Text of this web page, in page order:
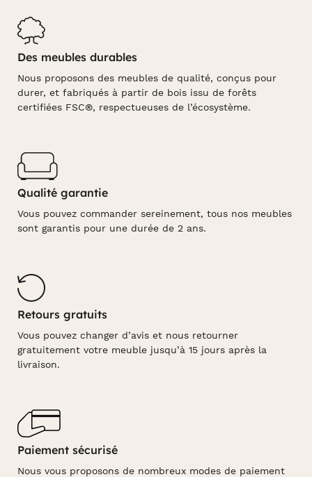
Des meubles durables
Nous proposons des meubles de qualité, conçus pour
durer, et fabriqués à partir de bois issu de forêts
certifiées FSC®, respectueuses de l’écosystème.
Qualité garantie
Vous pouvez commander sereinement, tous nos meubles
sont garantis pour une durée de 2 ans.
Retours gratuits
Vous pouvez changer d’avis et nous retourner
gratuitement votre meuble jusqu’à 15 jours après la
livraison.
Paiement sécurisé
Nous vous proposons de nombreux modes de paiement